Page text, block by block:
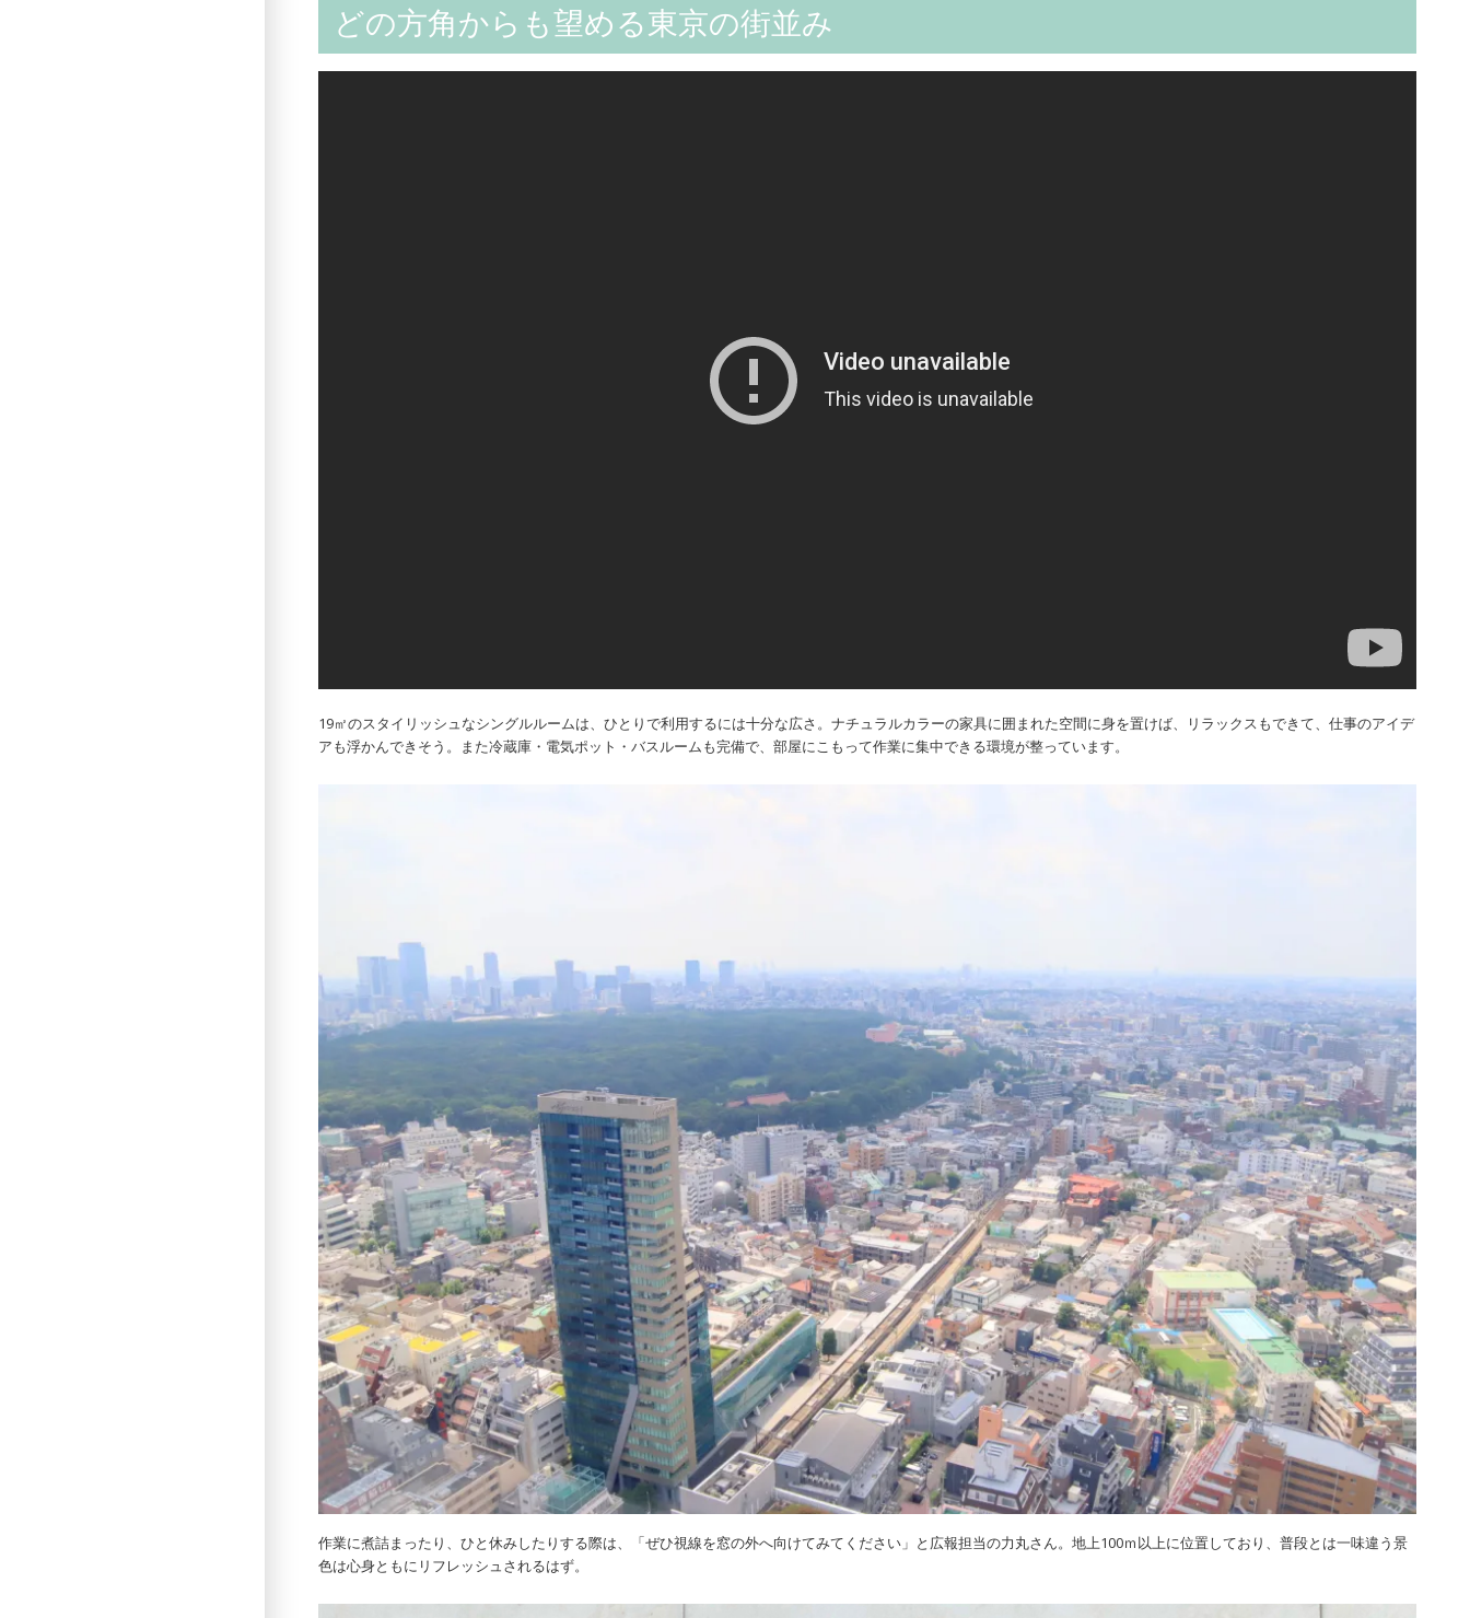
どの方角からも望める東京の街並み
19㎡のスタイリッシュなシングルルームは、ひとりで利用するには十分な広さ。ナチュラルカラーの家具に囲まれた空間に身を置けば、リラックスもできて、仕事のアイデ
アも浮かんできそう。また冷蔵庫・電気ポット・バスルームも完備で、部屋にこもって作業に集中できる環境が整っています。
作業に煮詰まったり、ひと休みしたりする際は、「ぜひ視線を窓の外へ向けてみてください」と広報担当の力丸さん。地上100ｍ以上に位置しており、普段とは一味違う景
色は心身ともにリフレッシュされるはず。